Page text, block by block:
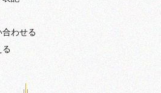
合わせる
る